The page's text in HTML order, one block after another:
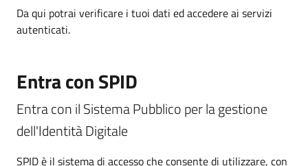
Da qui potrai verificare i tuoi dati ed accedere ai servizi
autenticati.
Entra con SPID
Entra con il Sistema Pubblico per la gestione
dell'Identità Digitale
SPID è il sistema di accesso che consente di utilizzare, con